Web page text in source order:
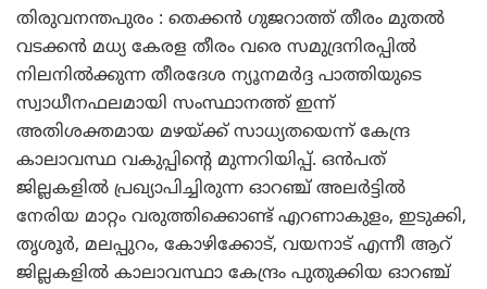
തിരുവനന്തപുരം : തെക്കൻ ഗുജറാത്ത് തീരം മുതൽ
വടക്കൻ മധ്യ കേരള തീരം വരെ സമുദ്രനിരപ്പിൽ
നിലനിൽക്കുന്ന തീരദേശ ന്യൂനമർദ്ദ പാത്തിയുടെ
സ്വാധീനഫലമായി സംസ്ഥാനത്ത് ഇന്ന്
അതിശക്തമായ മഴയ്ക്ക് സാധ്യതയെന്ന് കേന്ദ്ര
കാലാവസ്ഥ വകുപ്പിന്റെ മുന്നറിയിപ്പ്. ഒൻപത്
ജില്ലകളിൽ പ്രഖ്യാപിച്ചിരുന്ന ഓറഞ്ച് അലർട്ടിൽ
നേരിയ മാറ്റം വരുത്തിക്കൊണ്ട് എറണാകുളം, ഇടുക്കി,
തൃശൂർ, മലപ്പുറം, കോഴിക്കോട്, വയനാട് എന്നീ ആറ്
ജില്ലകളിൽ കാലാവസ്ഥാ കേന്ദ്രം പുതുക്കിയ ഓറഞ്ച്